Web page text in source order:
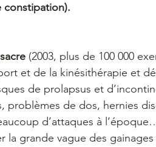
constipation).
(2003, plus de 100 000
et de la kinésithérapie et
de prolapsus et
problèmes de dos, hernies
d’attaques à
grande vague des